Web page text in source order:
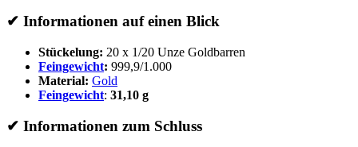
✔​ Informationen auf einen Blick
Stückelung: 20 x 1/20 Unze Goldbarren
Feingewicht: 999,9/1.000
Material: Gold
Feingewicht: 31,10 g
✔ Informationen zum Schluss